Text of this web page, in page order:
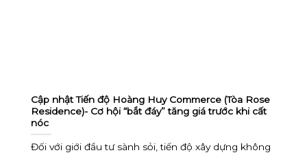
Cập nhật Tiến độ Hoàng Huy Commerce (Tòa Rose
Residence)- Cơ hội “bắt đáy” tăng giá trước khi cất
nóc
Đối với giới đầu tư sành sỏi, tiến độ xây dựng không